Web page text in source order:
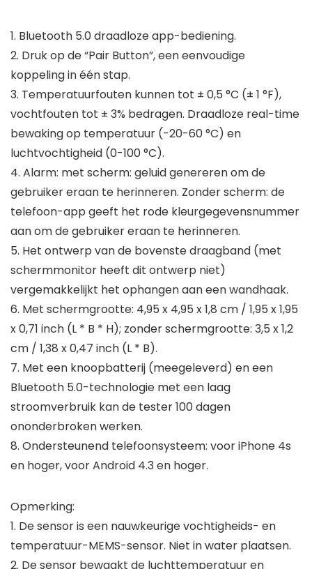
1. Bluetooth 5.0 draadloze app-bediening.
2. Druk op de “Pair Button”, een eenvoudige
koppeling in één stap.
3. Temperatuurfouten kunnen tot ± 0,5 °C (± 1 °F),
vochtfouten tot ± 3% bedragen. Draadloze real-time
bewaking op temperatuur (-20-60 °C) en
luchtvochtigheid (0-100 °C).
4. Alarm: met scherm: geluid genereren om de
gebruiker eraan te herinneren. Zonder scherm: de
telefoon-app geeft het rode kleurgegevensnummer
aan om de gebruiker eraan te herinneren.
5. Het ontwerp van de bovenste draagband (met
schermmonitor heeft dit ontwerp niet)
vergemakkelijkt het ophangen aan een wandhaak.
6. Met schermgrootte: 4,95 x 4,95 x 1,8 cm / 1,95 x 1,95
x 0,71 inch (L * B * H); zonder schermgrootte: 3,5 x 1,2
cm / 1,38 x 0,47 inch (L * B).
7. Met een knoopbatterij (meegeleverd) en een
Bluetooth 5.0-technologie met een laag
stroomverbruik kan de tester 100 dagen
ononderbroken werken.
8. Ondersteunend telefoonsysteem: voor iPhone 4s
en hoger, voor Android 4.3 en hoger.
Opmerking:
1. De sensor is een nauwkeurige vochtigheids- en
temperatuur-MEMS-sensor. Niet in water plaatsen.
2. De sensor bewaakt de luchttemperatuur en